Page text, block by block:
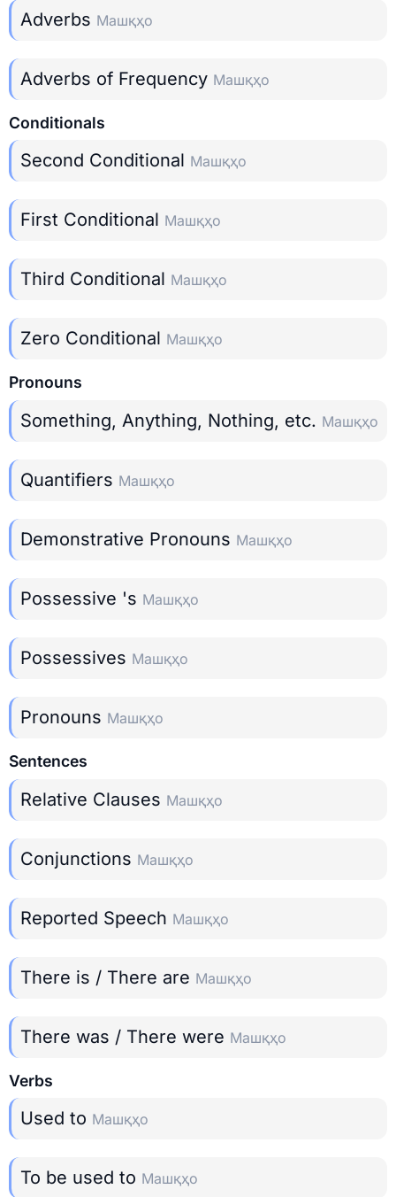
Adverbs Машқҳо
Adverbs of Frequency Машқҳо
Conditionals
Second Conditional Машқҳо
First Conditional Машқҳо
Third Conditional Машқҳо
Zero Conditional Машқҳо
Pronouns
Something, Anything, Nothing, etc. Машқҳо
Quantifiers Машқҳо
Demonstrative Pronouns Машқҳо
Possessive 's Машқҳо
Possessives Машқҳо
Pronouns Машқҳо
Sentences
Relative Clauses Машқҳо
Conjunctions Машқҳо
Reported Speech Машқҳо
There is / There are Машқҳо
There was / There were Машқҳо
Verbs
Used to Машқҳо
To be used to Машқҳо